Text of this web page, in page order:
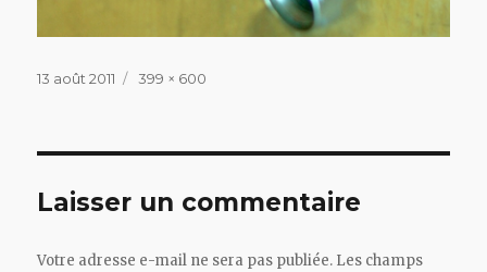
Publié
13 août 2011
Taille
399 × 600
Laisser un commentaire
Votre adresse e-mail ne sera pas publiée. Les champs